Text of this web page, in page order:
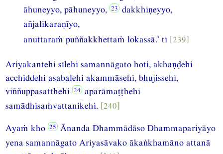
āhuneyyo, pāhuneyyo,
dakkhiṇeyyo,
añjalikaraṇīyo,
anuttaraṁ puññakkhettaṁ lokassā.’ ti [239]
Ariyakantehi sīlehi samannāgato hoti, akhaṇḍehi
acchiddehi asabalehi akammāsehi, bhujissehi,
viññuppasatthehi
aparāmaṭṭhehi
samādhisaṁvattanikehi. [240]
Ayaṁ kho
Ānanda Dhammādāso Dhammapariyāyo
yena samannāgato Ariyasāvako ākaṅkhamāno attanā